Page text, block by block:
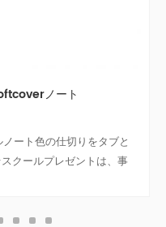
ノート
ート色の仕切りをタブと
クールプレゼントは、事